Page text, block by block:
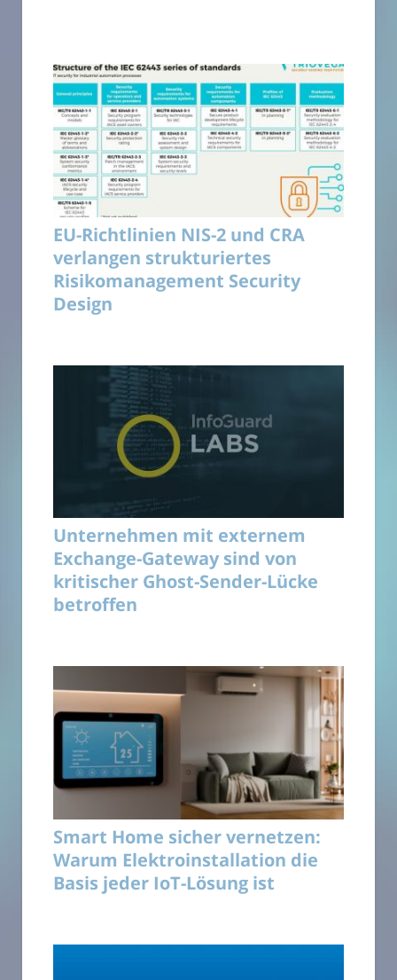
EU-Richtlinien NIS-2 und CRA
verlangen strukturiertes
Risikomanagement Security
Design
Unternehmen mit externem
Exchange-Gateway sind von
kritischer Ghost-Sender-Lücke
betroffen
Smart Home sicher vernetzen:
Warum Elektroinstallation die
Basis jeder IoT-Lösung ist